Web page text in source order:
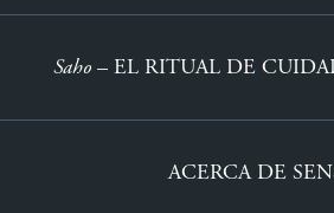
Saho– EL RITUAL DE
ACERCA DE